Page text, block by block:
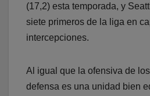
(17,2) esta temporada, y
siete primeros de la liga en
intercepciones.
Al igual que la ofensiva de
defensa es una unidad bien